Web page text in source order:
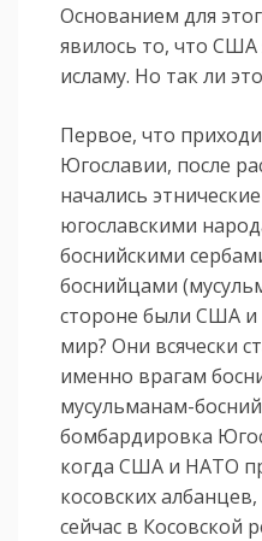
Основанием для
явилось то, что
исламу. Но так ли
Первое, что
Югославии, после
начались
югославскими
боснийскими
боснийцами
стороне были США
мир? Они всячески
именно врагам
мусульманам-
бомбардировка
когда США и НАТО
косовских
сейчас в Косовской